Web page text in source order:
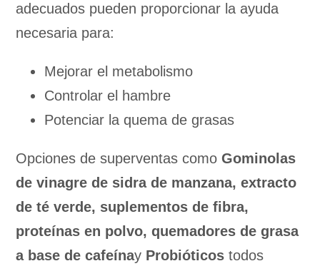
adecuados pueden proporcionar la ayuda
necesaria para:
Mejorar el metabolismo
Controlar el hambre
Potenciar la quema de grasas
Opciones de superventas comoGominolas
de vinagre de sidra de manzana, extracto
de té verde, suplementos de fibra,
proteínas en polvo, quemadores de grasa
a base de cafeínay Probióticos todos